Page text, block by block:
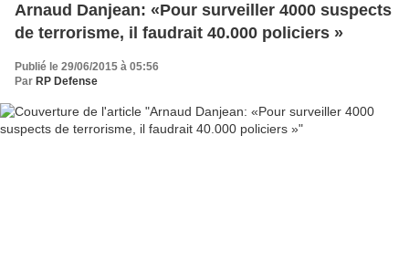
Arnaud Danjean: «Pour surveiller 4000 suspects
de terrorisme, il faudrait 40.000 policiers »
Publié le 29/06/2015 à 05:56
Par RP Defense